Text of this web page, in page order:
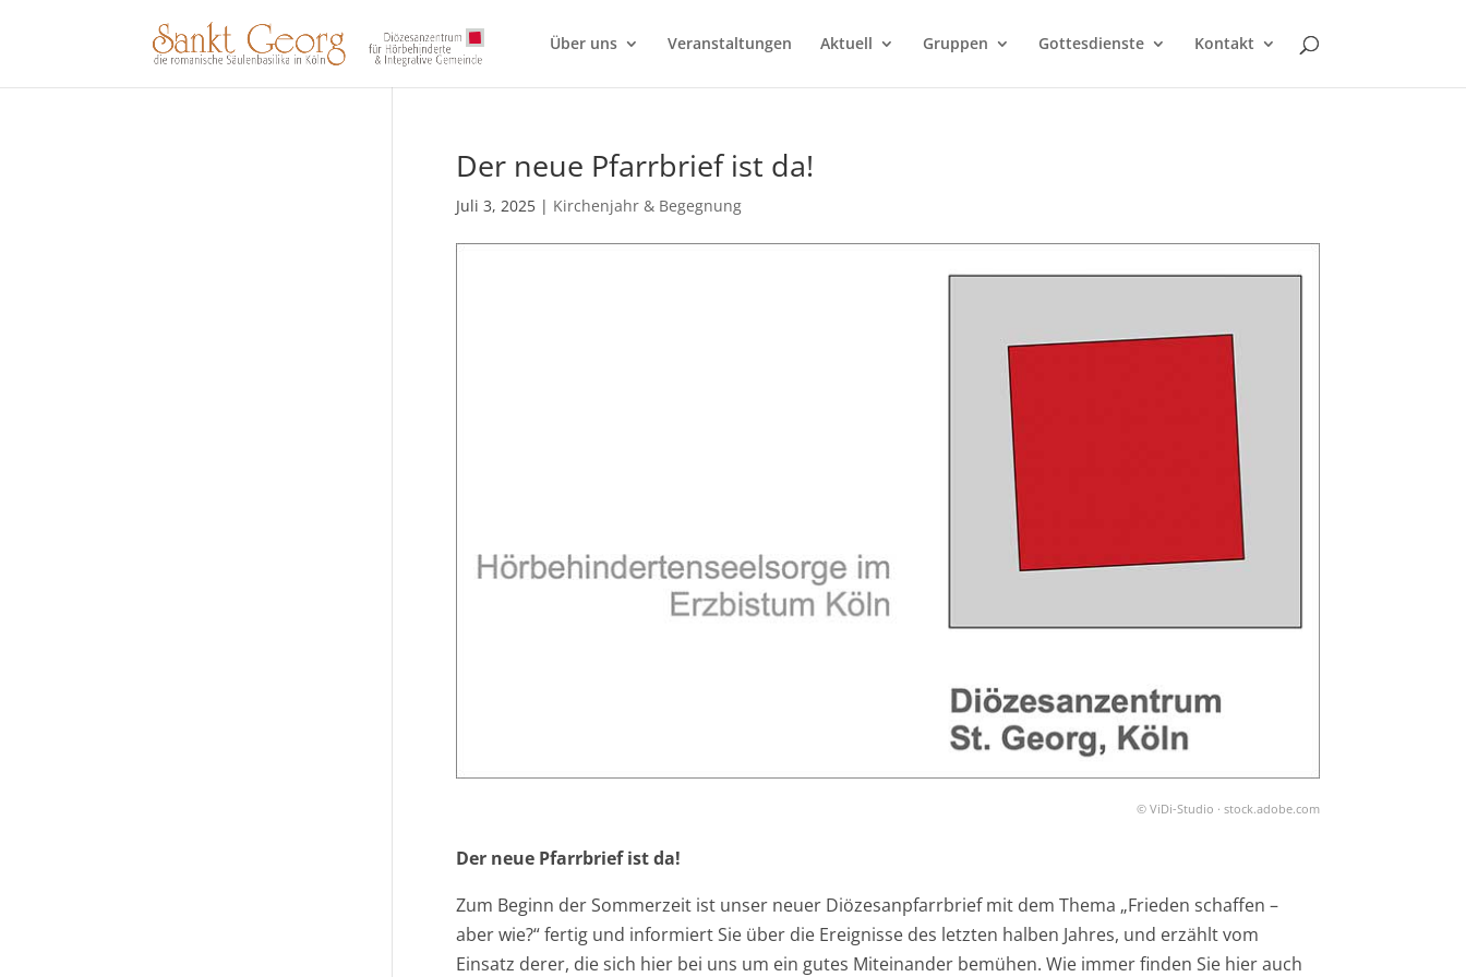
Über uns Veranstaltungen Aktuell Gruppen Gottesdienste Kontakt
Der neue Pfarrbrief ist da!
Juli 3, 2025| Kirchenjahr & Begegnung
© ViDi-Studio · stock.adobe.com
Der neue Pfarrbrief ist da!
Zum Beginn der Sommerzeit ist unser neuer Diözesanpfarrbrief mit dem Thema „Frieden schaffen –
aber wie?“ fertig und informiert Sie über die Ereignisse des letzten halben Jahres, und erzählt vom
Einsatz derer, die sich hier bei uns um ein gutes Miteinander bemühen. Wie immer finden Sie hier auch